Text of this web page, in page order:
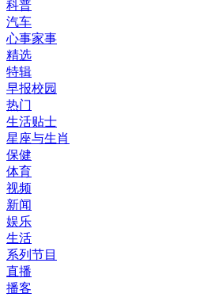
科普
汽车
心事家事
精选
特辑
早报校园
热门
生活贴士
星座与生肖
保健
体育
视频
新闻
娱乐
生活
系列节目
直播
播客